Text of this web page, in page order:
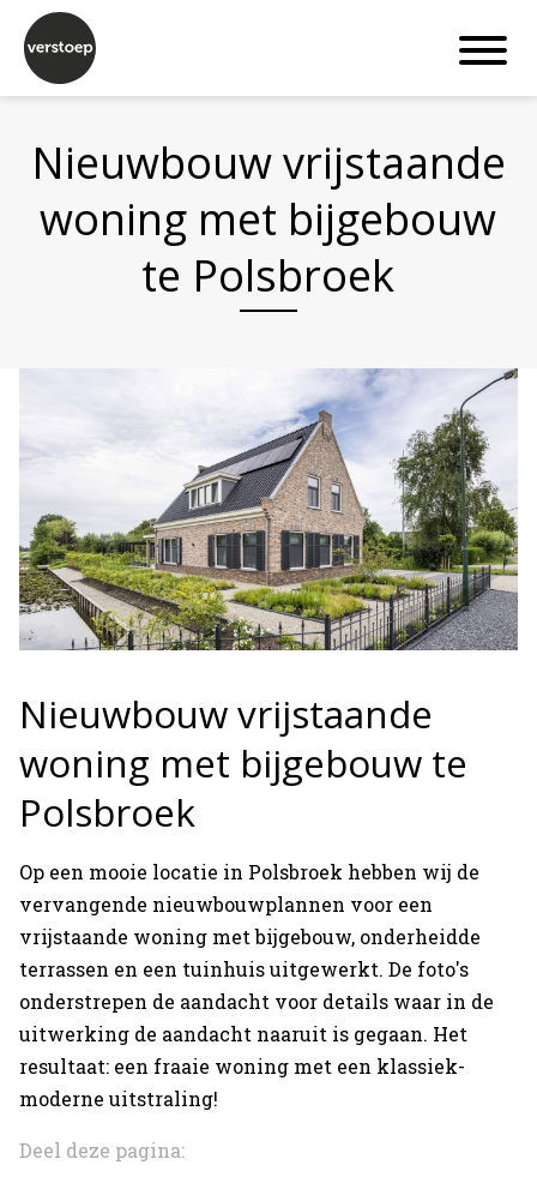
Nieuwbouw vrijstaande
woning met bijgebouw
te Polsbroek
Nieuwbouw vrijstaande
woning met bijgebouw te
Polsbroek
Op een mooie locatie in Polsbroek hebben wij de
vervangende nieuwbouwplannen voor een
vrijstaande woning met bijgebouw, onderheidde
terrassen en een tuinhuis uitgewerkt. De foto's
onderstrepen de aandacht voor details waar in de
uitwerking de aandacht naaruit is gegaan. Het
resultaat: een fraaie woning met een klassiek-
moderne uitstraling!
Deel deze pagina: